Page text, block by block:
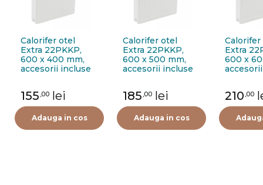
Calorifer otel
Extra 22PKKP,
600 x 400 mm,
accesorii incluse
155 ,00 lei
Adauga in cos
Calorifer otel
Extra 22PKKP,
600 x 500 mm,
accesorii incluse
185 ,00 lei
Adauga in cos
Extra
600 x
210 ,00